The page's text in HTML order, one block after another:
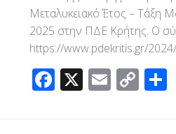
Μεταλυκειακό Έτος – Τάξη
2025 στην ΠΔΕ Κρήτης. Ο
https://www.pdekritis.gr/
Facebook
X Email
Copy